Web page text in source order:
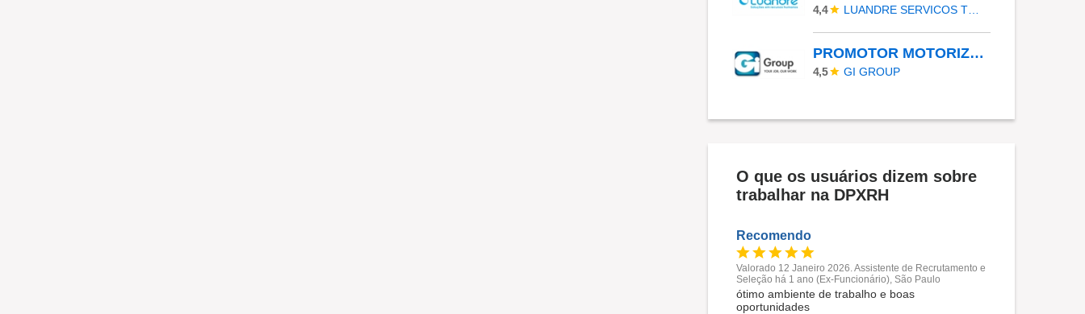
4,4
PROMOTOR MOTORIZADO
4,5 GI GROUP
O que os usuários dizem sobre
trabalhar na DPXRH
Recomendo
Valorado 12 Janeiro 2026. Assistente de Recrutamento e
Seleção há 1 ano (Ex-Funcionário), São Paulo
ótimo ambiente de trabalho e boas
oportunidades